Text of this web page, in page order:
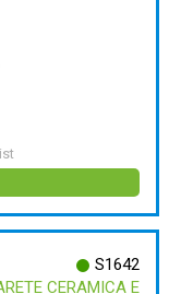
S1642
CERAMICA E